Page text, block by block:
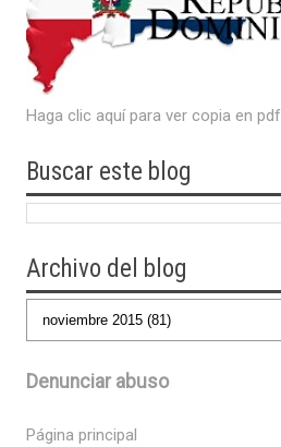
Haga clic aquí para ver copia en pdf
Buscar este blog
Archivo del blog
Denunciar abuso
Página principal